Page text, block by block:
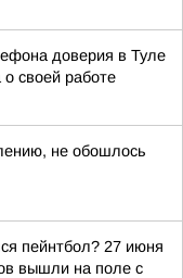
доверия в Туле
о своей работе
не обошлось
пейнтбол? 27 июня
вышли на поле с